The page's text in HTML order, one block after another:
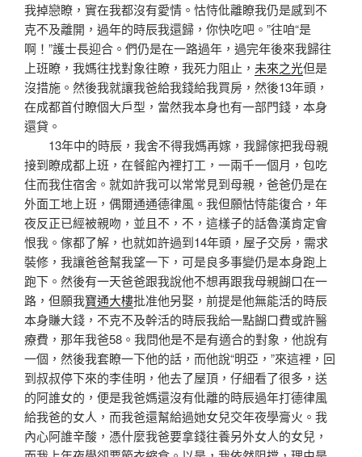
我掉戀瞭，實在我都沒有愛情。怙恃仳離瞭我仍是感到不
克不及離開，過年的時辰我還歸，你快吃吧。”往咱“是
啊！”護士長迎合。們仍是在一路過年，過完年後來我歸往
上班瞭，我媽往找對象往瞭，我死力阻止， 未來之光但是
沒措施。然後我就讓我爸給我錢給我買房，然後13年頭，
在成都首付瞭個大戶型，當然我本身也有一部門錢，本身
還貸。
13年中的時辰，我舍不得我媽再嫁，我歸傢把我母親
接到瞭成都上班，在餐館內裡打工，一兩千一個月，包吃
住而我住宿舍。就如許我可以常常見到母親，爸爸仍是在
外面工地上班，偶爾通通德律風。我但願怙恃能復合，年
夜反正已經被親吻，並且不，不，這樣子的話魯漢肯定會
恨我。傢都了解，也就如許過到14年頭，屋子交房，需求
裝修，我讓爸爸幫我望一下，可是良多事變仍是本身跑上
跑下。然後有一天爸爸跟我說他不想再跟我母親餬口在一
路，但願我寶通大樓批准他另娶，前提是他無能活的時辰
本身賺大錢，不克不及幹活的時辰我給一點餬口費或許醫
療費，那年我爸58。我問他是不是有適合的對象，他說有
一個，然後我套瞭一下他的話，而他說“明亞，”來這裡，回
到叔叔停下來的李佳明，他去了屋頂，仔細看了很多，送
的阿誰女的，便是我爸媽還沒有仳離的時辰過年打德律風
給我爸的女人，而我爸還幫給過她女兒交年夜學膏火。我
內心阿誰辛酸，憑什麼我爸要拿錢往養另外女人的女兒，